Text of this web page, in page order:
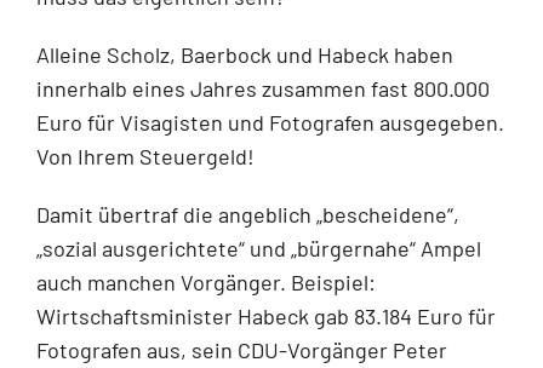
Alleine Scholz, Baerbock und Habeck haben
innerhalb eines Jahres zusammen fast 800.000
Euro für Visagisten und Fotografen ausgegeben.
Von Ihrem Steuergeld!
Damit übertraf die angeblich „bescheidene“,
„sozial ausgerichtete“ und „bürgernahe“ Ampel
auch manchen Vorgänger. Beispiel:
Wirtschaftsminister Habeck gab 83.184 Euro für
Fotografen aus, sein CDU-Vorgänger Peter